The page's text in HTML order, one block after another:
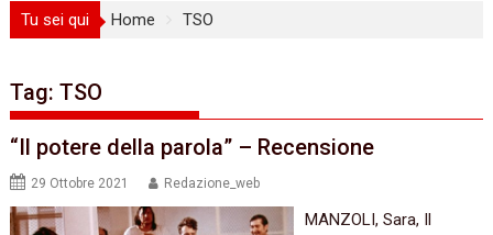
Tu sei qui Home TSO
Tag:TSO
“Il potere della parola” – Recensione
29 Ottobre 2021 Redazione_web
MANZOLI, Sara, Il